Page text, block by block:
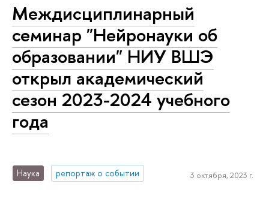
Меж­дис­ци­пли­нар­ный
семинар "Нейронауки об
образовании" НИУ ВШЭ
открыл ака­де­ми­че­ский
сезон 2023-2024 учебного
года
Наука репортаж о событии 3 октября, 2023 г.